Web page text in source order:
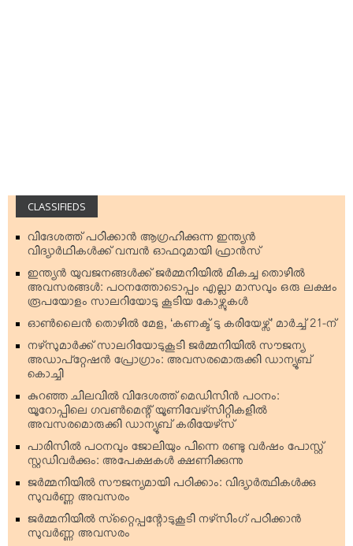
CLASSIFIEDS
വിദേശത്ത് പഠിക്കാന്‍ ആഗ്രഹിക്കുന്ന ഇന്ത്യന്‍
വിദ്യാര്‍ഥികള്‍ക്ക് വമ്പന്‍ ഓഫറുമായി ഫ്രാന്‍സ്
ഇന്ത്യന്‍ യുവജനങ്ങള്‍ക്ക് ജര്‍മ്മനിയില്‍ മികച്ച തൊഴില്‍
അവസരങ്ങള്‍: പഠനത്തോടൊപ്പം എല്ലാ മാസവും ഒരു ലക്ഷം
രൂപയോളം സാലറിയോടു കൂടിയ കോഴ്സുകള്‍
ഓണ്‍ലൈന്‍ തൊഴില്‍ മേള, ‘കണക്ട് ടു കരിയേഴ്സ്’ മാര്‍ച്ച് 21-ന്
നഴ്‌സുമാര്‍ക്ക് സാലറിയോടുകൂടി ജര്‍മ്മനിയില്‍ സൗജന്യ
അഡാപ്റ്റേഷന്‍ പ്രോഗ്രാം: അവസരമൊരുക്കി ഡാന്യൂബ്
കൊച്ചി
കുറഞ്ഞ ചിലവില്‍ വിദേശത്ത് മെഡിസിന്‍ പഠനം:
യൂറോപ്പിലെ ഗവണ്‍മെന്റ് യൂണിവേഴ്‌സിറ്റികളില്‍
അവസരമൊരുക്കി ഡാന്യൂബ് കരിയേഴ്‌സ്
പാരിസില്‍ പഠനവും ജോലിയും പിന്നെ രണ്ടു വര്‍ഷം പോസ്റ്റ്
സ്റ്റഡിവര്‍ക്കും: അപേക്ഷകള്‍ ക്ഷണിക്കുന്നു
ജര്‍മ്മനിയില്‍ സൗജന്യമായി പഠിക്കാം: വിദ്യാര്‍ത്ഥികള്‍ക്കു
സുവര്‍ണ്ണ അവസരം
ജര്‍മ്മനിയില്‍ സ്‌റ്റൈപ്പന്റോടുകൂടി നഴ്‌സിംഗ് പഠിക്കാന്‍
സുവര്‍ണ്ണ അവസരം